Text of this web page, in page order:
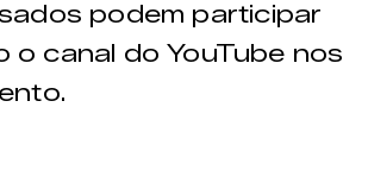
podem participar
o canal do YouTube nos